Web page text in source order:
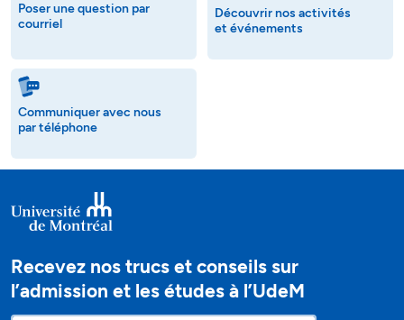
Poser une question par
courriel
Découvrir nos activités
et événements
Communiquer avec nous
par téléphone
Recevez nos trucs et conseils sur
l’admission et les études à l’UdeM